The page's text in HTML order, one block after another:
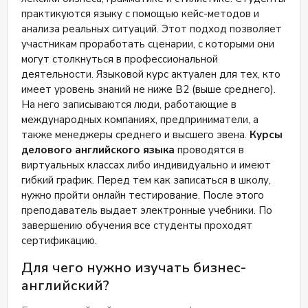
и на уровне Pre-intermediate обучение ведется
исключительно на английском языке. В Redford
избегают скучных грамматических зубрежек и
теоретических объяснений. Общение с носителями
языка происходит начиная с Pre-intermediate. Отзывы
о Redford Регулярные разговорные клубы,
индивидуальные уроки и персональные
образовательные консультанты делают процесс
обучения удобным, эффективным и интересным для
каждого студента. Выберите школу английского
языка Redford, где обучение становится
увлекательным путешествием в мир знаний и
языкового мастерства!
практикуются языку с помощью кейс-методов и
анализа реальных ситуаций. Этот подход позволяет
участникам проработать сценарии, с которыми они
могут столкнуться в профессиональной
деятельности. Языковой курс актуален для тех, кто
имеет уровень знаний не ниже В2 (выше среднего).
На него записываются люди, работающие в
международных компаниях, предприниматели, а
также менеджеры среднего и высшего звена. Курсы
делового английского языка проводятся в
виртуальных классах либо индивидуально и имеют
гибкий график. Перед тем как записаться в школу,
нужно пройти онлайн тестирование. После этого
преподаватель выдает электронные учебники. По
завершению обучения все студенты проходят
сертификацию.
Для чего нужно изучать бизнес-
английский?